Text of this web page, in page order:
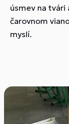
úsmev na
čarovnom
myslí.